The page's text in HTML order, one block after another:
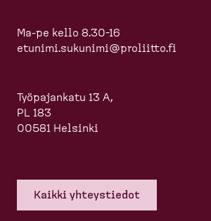
Ma-pe kello 8.30-16
etunimi.sukunimi@proliitto.fi
Työpajankatu 13 A,
PL 183
00581 Helsinki
Kaikki yhteys­tiedot